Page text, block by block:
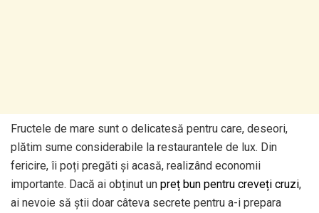
Fructele de mare sunt o delicatesă pentru care, deseori,
plătim sume considerabile la restaurantele de lux. Din
fericire, îi poți pregăti și acasă, realizând economii
importante. Dacă ai obținut un preț bun pentru creveți cruzi,
ai nevoie să știi doar câteva secrete pentru a-i prepara